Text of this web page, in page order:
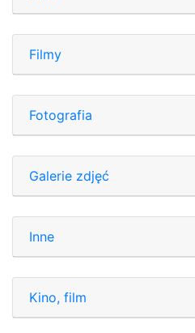
Filmy
Fotografia
Galerie zdjęć
Inne
Kino, film